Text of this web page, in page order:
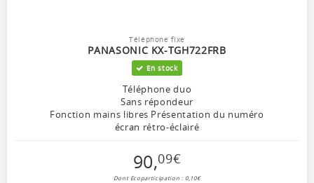
Téléphone fixe
PANASONIC KX-TGH722FRB
En stock
Téléphone duo
Sans répondeur
Fonction mains libres Présentation du numéro
écran rétro-éclairé
90,09€
Dont Ecoparticipation : 0,10€